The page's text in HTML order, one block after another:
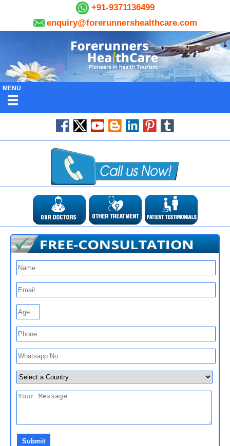
+91-9371136499
enquiry@forerunnershealthcare.com
MENU